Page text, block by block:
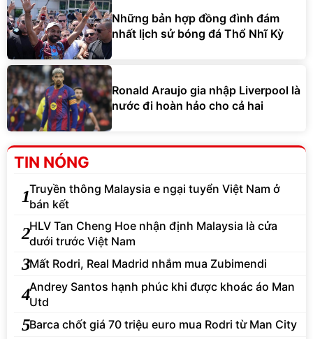
Những bản hợp đồng đình đám
nhất lịch sử bóng đá Thổ Nhĩ Kỳ
Ronald Araujo gia nhập Liverpool là
nước đi hoàn hảo cho cả hai
TIN NÓNG
1Truyền thông Malaysia e ngại tuyển Việt Nam ở
bán kết
2HLV Tan Cheng Hoe nhận định Malaysia là cửa
dưới trước Việt Nam
3Mất Rodri, Real Madrid nhắm mua Zubimendi
4Andrey Santos hạnh phúc khi được khoác áo Man
Utd
5Barca chốt giá 70 triệu euro mua Rodri từ Man City